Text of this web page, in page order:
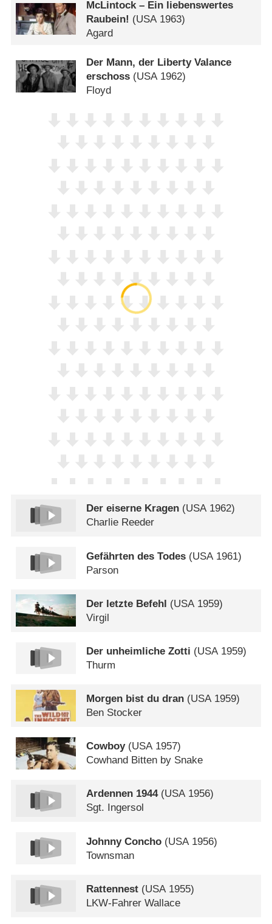
McLintock – Ein liebenswertes
Raubein! (USA 1963)
Agard
Der Mann, der Liberty Valance
erschoss (USA1962)
Floyd
Der eiserne Kragen (USA1962)
Charlie Reeder
Gefährten des Todes (USA 1961)
Parson
Der letzte Befehl (USA 1959)
Virgil
Der unheimliche Zotti (USA1959)
Thurm
Morgen bist du dran (USA1959)
Ben Stocker
Cowboy(USA1957)
Cowhand Bitten by Snake
Ardennen 1944(USA1956)
Sgt. Ingersol
Johnny Concho (USA 1956)
Townsman
Rattennest (USA1955)
LKW-Fahrer Wallace